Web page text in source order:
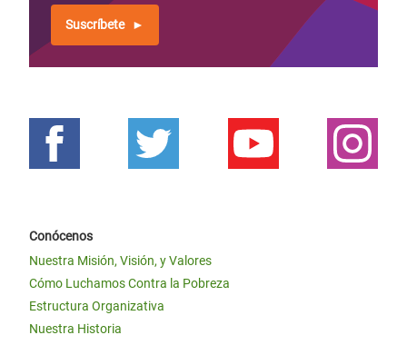
Suscríbete
Conócenos
Nuestra Misión, Visión, y Valores
Cómo Luchamos Contra la Pobreza
Estructura Organizativa
Nuestra Historia